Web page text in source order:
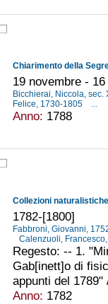
19 novembre -
Bicchierai, Niccola, sec.
Felice, 1730-1805
...
Anno: 1788
1782-[1800]
Fabbroni, Giovanni,
Calenzuoli,
Regesto: -- 1.
Gab[inett]o di
appunti del
Anno: 1782